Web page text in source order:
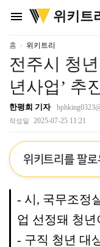
menu
위
키
리
위키트
홈 위키트리
전주시 청
년사업’ 추
한평희 기자
작성일 2025-07-25 11:21
위키트리를 팔
- 시, 국무조정
업 선정돼 청
- 구직 청년 대